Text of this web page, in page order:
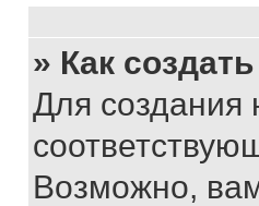
» Как
Для
Возможно,